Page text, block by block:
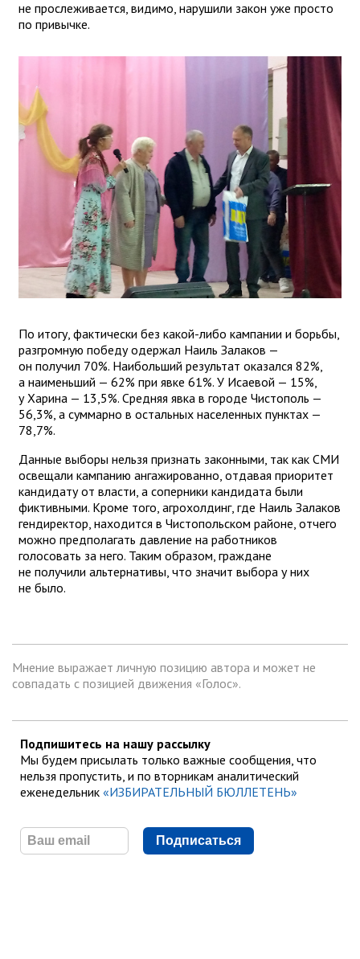
не прослеживается, видимо, нарушили закон уже просто
по привычке.
По итогу, фактически без какой-либо кампании и борьбы,
разгромную победу одержал Наиль Залаков —
он получил 70%. Наибольший результат оказался 82%,
а наименьший — 62% при явке 61%. У Исаевой — 15%,
у Харина — 13,5%. Средняя явка в городе Чистополь —
56,3%, а суммарно в остальных населенных пунктах —
78,7%.
Данные выборы нельзя признать законными, так как СМИ
освещали кампанию ангажированно, отдавая приоритет
кандидату от власти, а соперники кандидата были
фиктивными. Кроме того, агрохолдинг, где Наиль Залаков
гендиректор, находится в Чистопольском районе, отчего
можно предполагать давление на работников
голосовать за него. Таким образом, граждане
не получили альтернативы, что значит выбора у них
не было.
Мнение выражает личную позицию автора и может не
совпадать с позицией движения «Голос».
Подпишитесь на нашу рассылку
Мы будем присылать только важные сообщения, что
нельзя пропустить, и по вторникам аналитический
еженедельник «ИЗБИРАТЕЛЬНЫЙ БЮЛЛЕТЕНЬ»
Подписаться